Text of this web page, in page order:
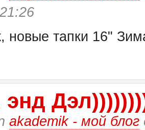
новые тапки 16"
энд
akademik - мой блог